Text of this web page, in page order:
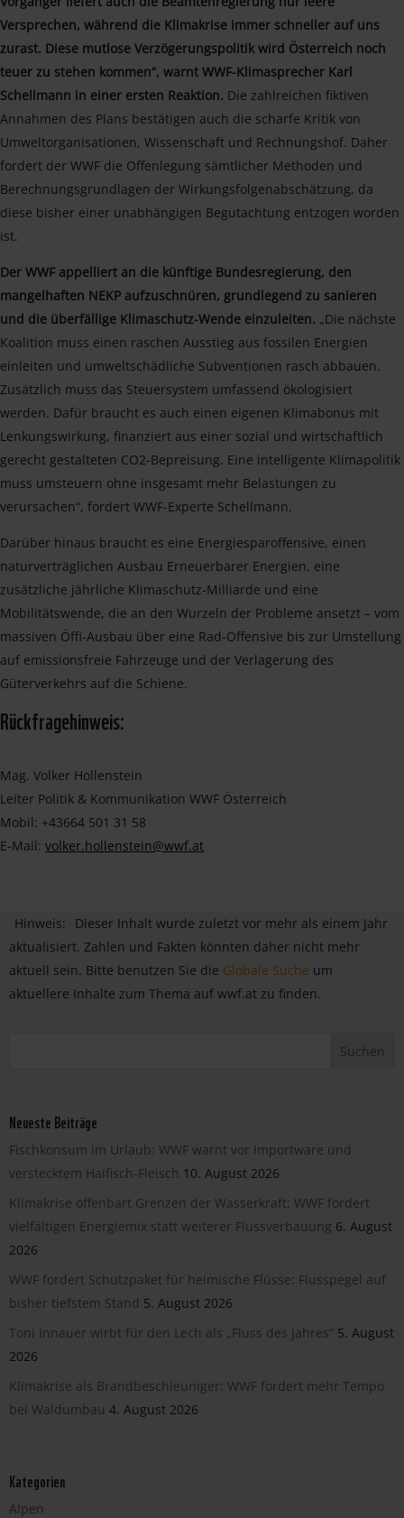
Versprechen, während die Klimakrise immer schneller auf uns
zurast. Diese mutlose Verzögerungspolitik wird Österreich noch
teuer zu stehen kommen“, warnt WWF-Klimasprecher Karl
Schellmann in einer ersten Reaktion. Die zahlreichen fiktiven
Annahmen des Plans bestätigen auch die scharfe Kritik von
Umweltorganisationen, Wissenschaft und Rechnungshof. Daher
fordert der WWF die Offenlegung sämtlicher Methoden und
Berechnungsgrundlagen der Wirkungsfolgenabschätzung, da
diese bisher einer unabhängigen Begutachtung entzogen worden
ist.
Der WWF appelliert an die künftige Bundesregierung, den
mangelhaften NEKP aufzuschnüren, grundlegend zu sanieren
und die überfällige Klimaschutz-Wende einzuleiten. „Die nächste
Koalition muss einen raschen Ausstieg aus fossilen Energien
einleiten und umweltschädliche Subventionen rasch abbauen.
Zusätzlich muss das Steuersystem umfassend ökologisiert
werden. Dafür braucht es auch einen eigenen Klimabonus mit
Lenkungswirkung, finanziert aus einer sozial und wirtschaftlich
gerecht gestalteten CO2-Bepreisung. Eine intelligente Klimapolitik
muss umsteuern ohne insgesamt mehr Belastungen zu
verursachen“, fordert WWF-Experte Schellmann.
Darüber hinaus braucht es eine Energiesparoffensive, einen
naturverträglichen Ausbau Erneuerbarer Energien, eine
zusätzliche jährliche Klimaschutz-Milliarde und eine
Mobilitätswende, die an den Wurzeln der Probleme ansetzt – vom
massiven Öffi-Ausbau über eine Rad-Offensive bis zur Umstellung
auf emissionsfreie Fahrzeuge und der Verlagerung des
Güterverkehrs auf die Schiene.
Rückfragehinweis:
Mag. Volker Hollenstein
Leiter Politik & Kommunikation WWF Österreich
Mobil: +43664 501 31 58
E-Mail: volker.hollenstein@wwf.at
Hinweis:
Dieser Inhalt wurde zuletzt vor mehr als einem Jahr
aktualisiert. Zahlen und Fakten könnten daher nicht mehr
aktuell sein. Bitte benutzen Sie die Globale Suche um
aktuellere Inhalte zum Thema auf wwf.at zu finden.
Neueste Beiträge
Fischkonsum im Urlaub: WWF warnt vor Importware und
verstecktem Haifisch-Fleisch 10. August 2026
Klimakrise offenbart Grenzen der Wasserkraft: WWF fordert
vielfältigen Energiemix statt weiterer Flussverbauung 6. August
2026
WWF fordert Schutzpaket für heimische Flüsse: Flusspegel auf
bisher tiefstem Stand 5. August 2026
Toni Innauer wirbt für den Lech als „Fluss des Jahres“ 5. August
2026
Klimakrise als Brandbeschleuniger: WWF fordert mehr Tempo
bei Waldumbau 4. August 2026
Kategorien
Alpen